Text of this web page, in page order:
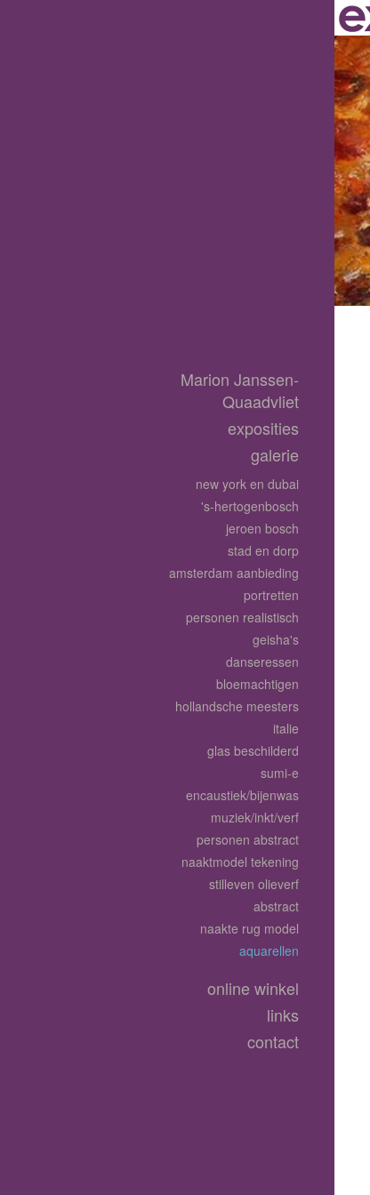
Marion Janssen-
Quaadvliet
exposities
galerie
new york en dubai
's-hertogenbosch
jeroen bosch
stad en dorp
amsterdam aanbieding
portretten
personen realistisch
geisha's
danseressen
bloemachtigen
hollandsche meesters
italie
glas beschilderd
sumi-e
encaustiek/bijenwas
muziek/inkt/verf
personen abstract
naaktmodel tekening
stilleven olieverf
abstract
naakte rug model
aquarellen
online winkel
links
contact